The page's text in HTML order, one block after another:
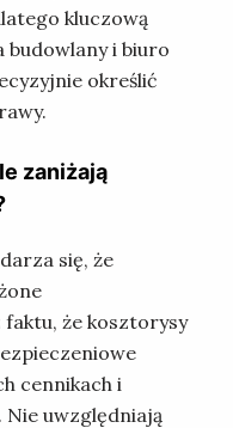
kluczową
i biuro
określić
zaniżają
się, że
że kosztorysy
cennikach i
uwzględniają